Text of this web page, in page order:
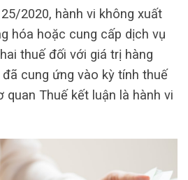
2020, hành vi không xuất
hóa hoặc cung cấp dịch vụ
thuế đối với giá trị hàng
cung ứng vào kỳ tính thuế
quan Thuế kết luận là hành vi